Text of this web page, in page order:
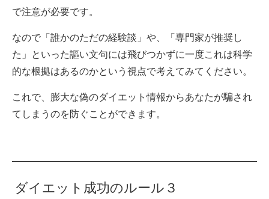
で注意が必要です。
なので「誰かのただの経験談」や、「専門家が推奨し
た」といった謳い文句には飛びつかずに一度これは科学
的な根拠はあるのかという視点で考えてみてください。
これで、膨大な偽のダイエット情報からあなたが騙され
てしまうのを防ぐことができます。
ダイエット成功のルール３